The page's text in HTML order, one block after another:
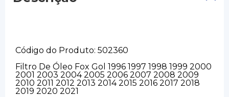
Código do Produto: 502360
Filtro De Óleo Fox Gol 1996 1997 1998 1999 2000
2001 2003 2004 2005 2006 2007 2008 2009
2010 2011 2012 2013 2014 2015 2016 2017 2018
2019 2020 2021